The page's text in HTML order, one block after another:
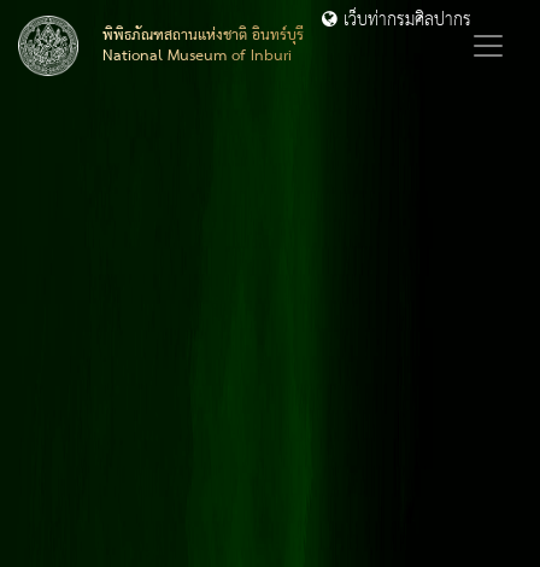
พิพิธภัณฑสถานแห่งชาติ อินทร์บุรี
National Museum of Inburi
เว็บท่ากรมศิลปากร